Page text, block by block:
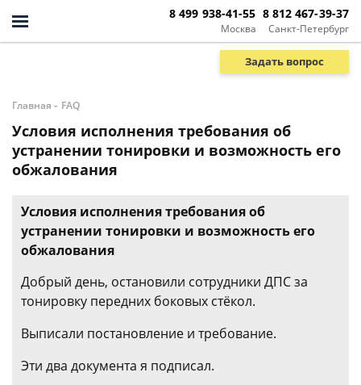
Москва
8 499 938-41-55
Санкт-Петербург
8 812 467-39-37
Задать вопрос
Главная - FAQ
Условия исполнения требования об
устранении тонировки и возможность его
обжалования
Условия исполнения требования об
устранении тонировки и возможность его
обжалования
Добрый день, остановили сотрудники ДПС за
тонировку передних боковых стёкол.
Выписали постановление и требование.
Эти два документа я подписал.